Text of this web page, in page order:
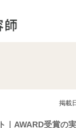
掲載
｜AWARD受賞の